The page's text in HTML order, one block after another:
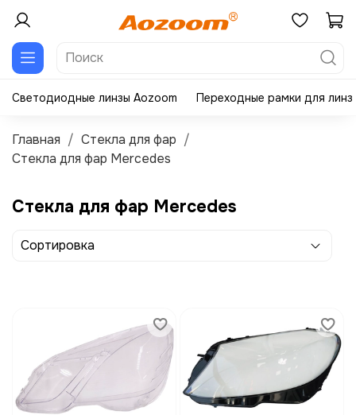
Светодиодные линзы Aozoom Переходные рамки для линз
Главная
Стекла для фар
Стекла для фар Mercedes
Стекла для фар Mercedes